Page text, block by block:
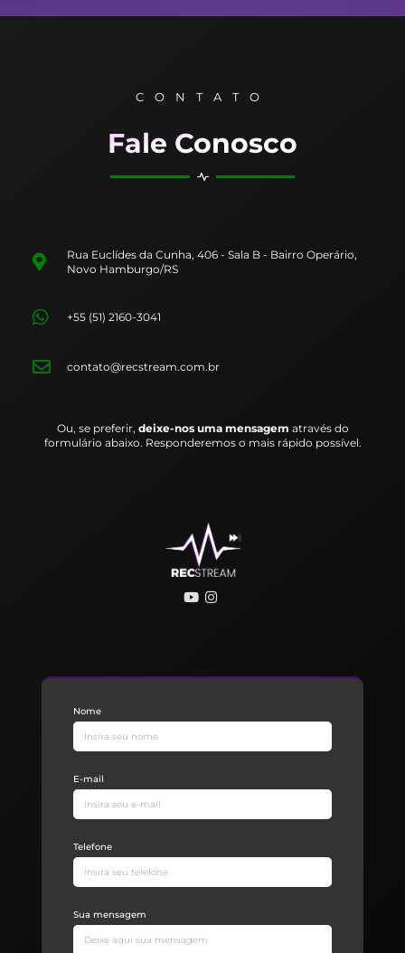
CONTATO
Fale Conosco
Rua Euclídes da Cunha, 406 - Sala B - Bairro Operário,
Novo Hamburgo/RS
+55 (51) 2160-3041
contato@recstream.com.br
Ou, se preferir, deixe-nos uma mensagem através do
formulário abaixo. Responderemos o mais rápido possível.
Nome
E-mail
Telefone
Sua mensagem